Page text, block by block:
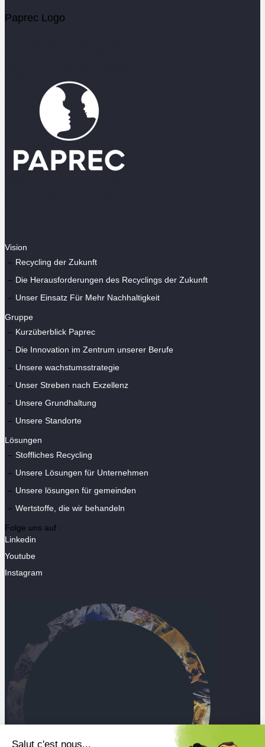
Salut c'est nous...
Paprec Logo
Vision
Recycling der Zukunft
Die Herausforderungen des Recyclings der Zukunft
Unser Einsatz Für Mehr Nachhaltigkeit
Gruppe
Kurzüberblick Paprec
Die Innovation im Zentrum unserer Berufe
Unsere wachstumsstrategie
Unser Streben nach Exzellenz
Unsere Grundhaltung
Unsere Standorte
Lösungen
Stoffliches Recycling
Unsere Lösungen für Unternehmen
Unsere lösungen für gemeinden
Wertstoffe, die wir behandeln
Folge uns auf :
Linkedin
Youtube
Instagram